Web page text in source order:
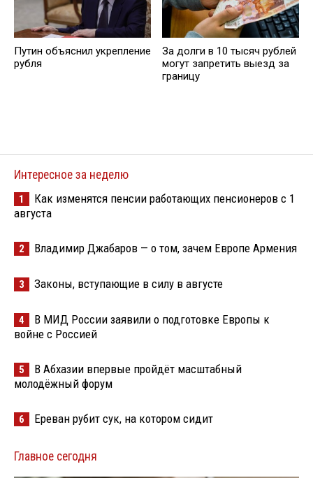
Путин объяснил укрепление
рубля
За долги в 10 тысяч рублей
могут запретить выезд за
границу
Интересное за неделю
1
Как изменятся пенсии работающих пенсионеров с 1
августа
2 Владимир Джабаров — о том, зачем Европе Армения
3 Законы, вступающие в силу в августе
4
В МИД России заявили о подготовке Европы к
войне с Россией
5
В Абхазии впервые пройдёт масштабный
молодёжный форум
6 Ереван рубит сук, на котором сидит
Главное сегодня